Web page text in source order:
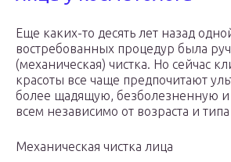
Еще каких-то десять лет назад
востребованных процедур была
(механическая) чистка. Но сейчас
красоты все чаще предпочитают
более щадящую, безболезненную
всем независимо от возраста и
Механическая чистка лица